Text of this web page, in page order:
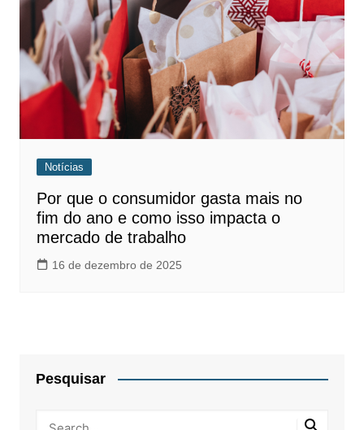
Notícias
Por que o consumidor gasta mais no
fim do ano e como isso impacta o
mercado de trabalho
16 de dezembro de 2025
Pesquisar